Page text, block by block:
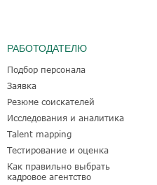
РАБОТОДАТЕЛЮ
Подбор персонала
Заявка
Резюме соискателей
Исследования и аналитика
Talent mapping
Тестирование и оценка
Как правильно выбрать
кадровое агентство